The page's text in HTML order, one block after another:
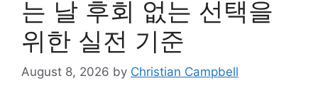
는 날 후회 없는 선택을
위한 실전 기준
August 8, 2026 by Christian Campbell